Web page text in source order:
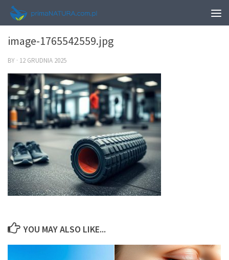
0
image-1765542559.jpg
BY · 12 GRUDNIA 2025
YOU MAY ALSO LIKE...